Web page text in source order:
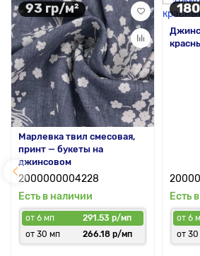
93 гр/м²
Марлевка твил смесовая,
принт — букеты на
джинсовом
2000000004228
Есть в наличии
от 6 мп
291.53 р/мп
от 30 мп
266.18 р/мп
Есть
от 6
от